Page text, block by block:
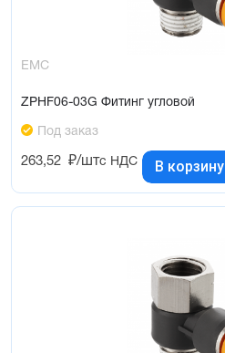
EMC
ZPHF06-03G Фитинг угловой
Под заказ
263,52 ₽/штс НДС В корзину